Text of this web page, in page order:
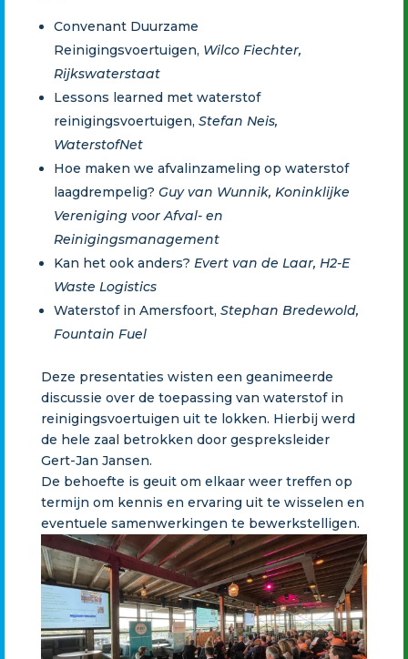
Convenant Duurzame
Reinigingsvoertuigen, Wilco Fiechter,
Rijkswaterstaat
Lessons learned met waterstof
reinigingsvoertuigen, Stefan Neis,
WaterstofNet
Hoe maken we afvalinzameling op waterstof
laagdrempelig? Guy van Wunnik, Koninklijke
Vereniging voor Afval- en
Reinigingsmanagement
Kan het ook anders? Evert van de Laar, H2-E
Waste Logistics
Waterstof in Amersfoort, Stephan Bredewold,
Fountain Fuel
Deze presentaties wisten een geanimeerde
discussie over de toepassing van waterstof in
reinigingsvoertuigen uit te lokken. Hierbij werd
de hele zaal betrokken door gespreksleider
Gert-Jan Jansen.
De behoefte is geuit om elkaar weer treffen op
termijn om kennis en ervaring uit te wisselen en
eventuele samenwerkingen te bewerkstelligen.